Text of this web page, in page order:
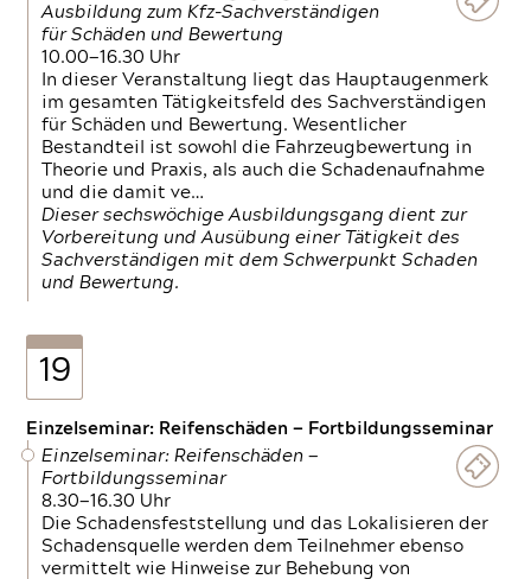
Ausbildung zum Kfz-Sachverständigen
für Schäden und Bewertung
10.00—16.30 Uhr
In dieser Veranstaltung liegt das Hauptaugenmerk
im gesamten Tätigkeitsfeld des Sachverständigen
für Schäden und Bewertung. Wesentlicher
Bestandteil ist sowohl die Fahrzeugbewertung in
Theorie und Praxis, als auch die Schadenaufnahme
und die damit ve…
Dieser sechswöchige Ausbildungsgang dient zur
Vorbereitung und Ausübung einer Tätigkeit des
Sachverständigen mit dem Schwerpunkt Schaden
und Bewertung.
19
Einzelseminar: Reifenschäden — Fortbildungsseminar
Einzelseminar: Reifenschäden —
Fortbildungsseminar
8.30—16.30 Uhr
Die Schadensfeststellung und das Lokalisieren der
Schadensquelle werden dem Teilnehmer ebenso
vermittelt wie Hinweise zur Behebung von